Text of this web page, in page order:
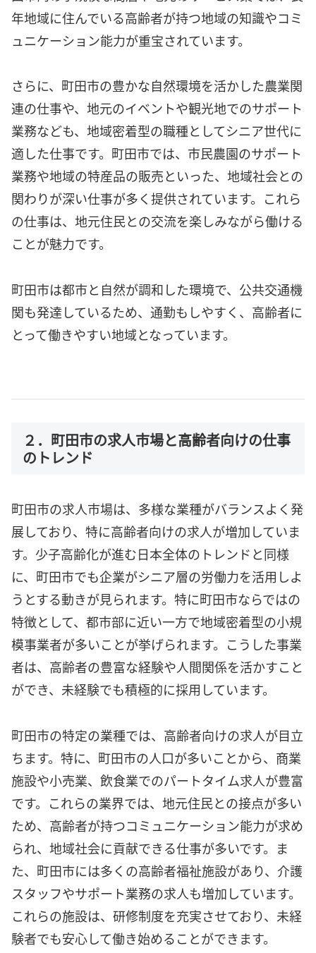
年地域に住んでいる高齢者が持つ地域の知識やコミ
ュニケーション能力が重宝されています。
さらに、町田市の豊かな自然環境を活かした農業関
連の仕事や、地元のイベントや観光地でのサポート
業務なども、地域密着型の職種としてシニア世代に
適した仕事です。町田市では、市民農園のサポート
業務や地域の特産品の販売といった、地域社会との
関わりが深い仕事が多く提供されています。これら
の仕事は、地元住民との交流を楽しみながら働ける
ことが魅力です。
町田市は都市と自然が調和した環境で、公共交通機
関も発達しているため、通勤もしやすく、高齢者に
とって働きやすい地域となっています。
２．町田市の求人市場と高齢者向けの仕事
のトレンド
町田市の求人市場は、多様な業種がバランスよく発
展しており、特に高齢者向けの求人が増加していま
す。少子高齢化が進む日本全体のトレンドと同様
に、町田市でも企業がシニア層の労働力を活用しよ
うとする動きが見られます。特に町田市ならではの
特徴として、都市部に近い一方で地域密着型の小規
模事業者が多いことが挙げられます。こうした事業
者は、高齢者の豊富な経験や人間関係を活かすこと
ができ、未経験でも積極的に採用しています。
町田市の特定の業種では、高齢者向けの求人が目立
ちます。特に、町田市の人口が多いことから、商業
施設や小売業、飲食業でのパートタイム求人が豊富
です。これらの業界では、地元住民との接点が多い
ため、高齢者が持つコミュニケーション能力が求め
られ、地域社会に貢献できる仕事が多いです。ま
た、町田市には多くの高齢者福祉施設があり、介護
スタッフやサポート業務の求人も増加しています。
これらの施設は、研修制度を充実させており、未経
験者でも安心して働き始めることができます。